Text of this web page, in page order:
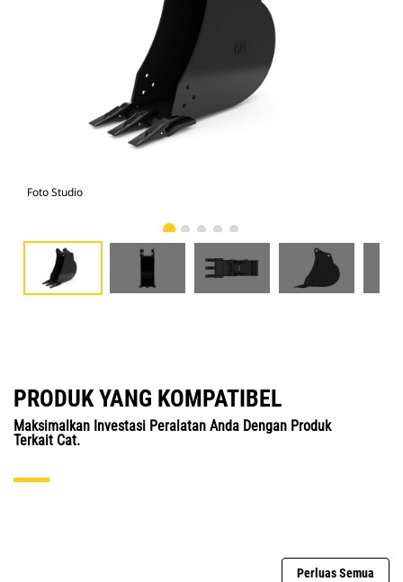
Foto Studio
PRODUK YANG KOMPATIBEL
Maksimalkan Investasi Peralatan Anda Dengan Produk
Terkait Cat.
Perluas Semua